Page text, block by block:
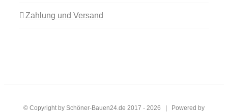
Zahlung und Versand
© Copyright by Schöner-Bauen24.de 2017 - 2026 | Powered by